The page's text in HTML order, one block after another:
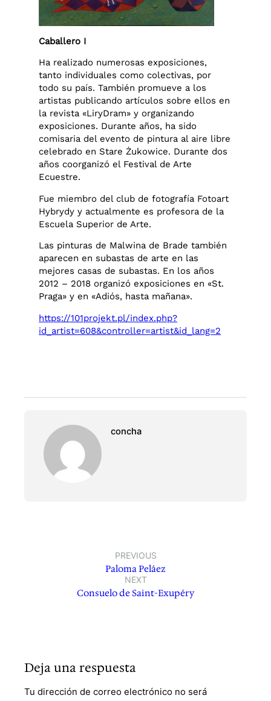
Caballero I
Ha realizado numerosas exposiciones,
tanto individuales como colectivas, por
todo su país. También promueve a los
artistas publicando artículos sobre ellos en
la revista «LiryDram» y organizando
exposiciones. Durante años, ha sido
comisaria del evento de pintura al aire libre
celebrado en Stare Żukowice. Durante dos
años coorganizó el Festival de Arte
Ecuestre.
Fue miembro del club de fotografía Fotoart
Hybrydy y actualmente es profesora de la
Escuela Superior de Arte.
Las pinturas de Malwina de Brade también
aparecen en subastas de arte en las
mejores casas de subastas. En los años
2012 – 2018 organizó exposiciones en «St.
Praga» y en «Adiós, hasta mañana».
https://101projekt.pl/index.php?
id_artist=608&controller=artist&id_lang=2
concha
PREVIOUS
Paloma Peláez
NEXT
Consuelo de Saint-Exupéry
Deja una respuesta
Tu dirección de correo electrónico no será